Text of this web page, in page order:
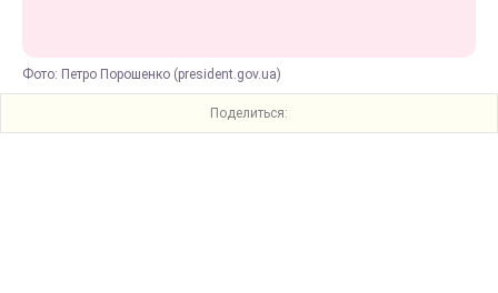
Фото: Петро Порошенко (president.gov.ua)
Поделиться: